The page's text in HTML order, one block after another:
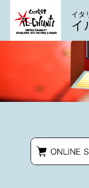
イタ
イ